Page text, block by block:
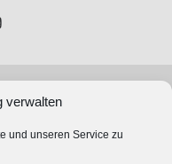
verwalten
und unseren Service zu